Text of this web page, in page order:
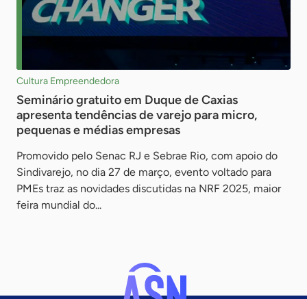
Cultura Empreendedora
Seminário gratuito em Duque de Caxias
apresenta tendências de varejo para micro,
pequenas e médias empresas
Promovido pelo Senac RJ e Sebrae Rio, com apoio do
Sindivarejo, no dia 27 de março, evento voltado para
PMEs traz as novidades discutidas na NRF 2025, maior
feira mundial do...